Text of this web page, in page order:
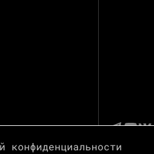
конфиденциальности